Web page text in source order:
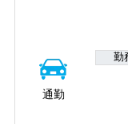
通勤
勤